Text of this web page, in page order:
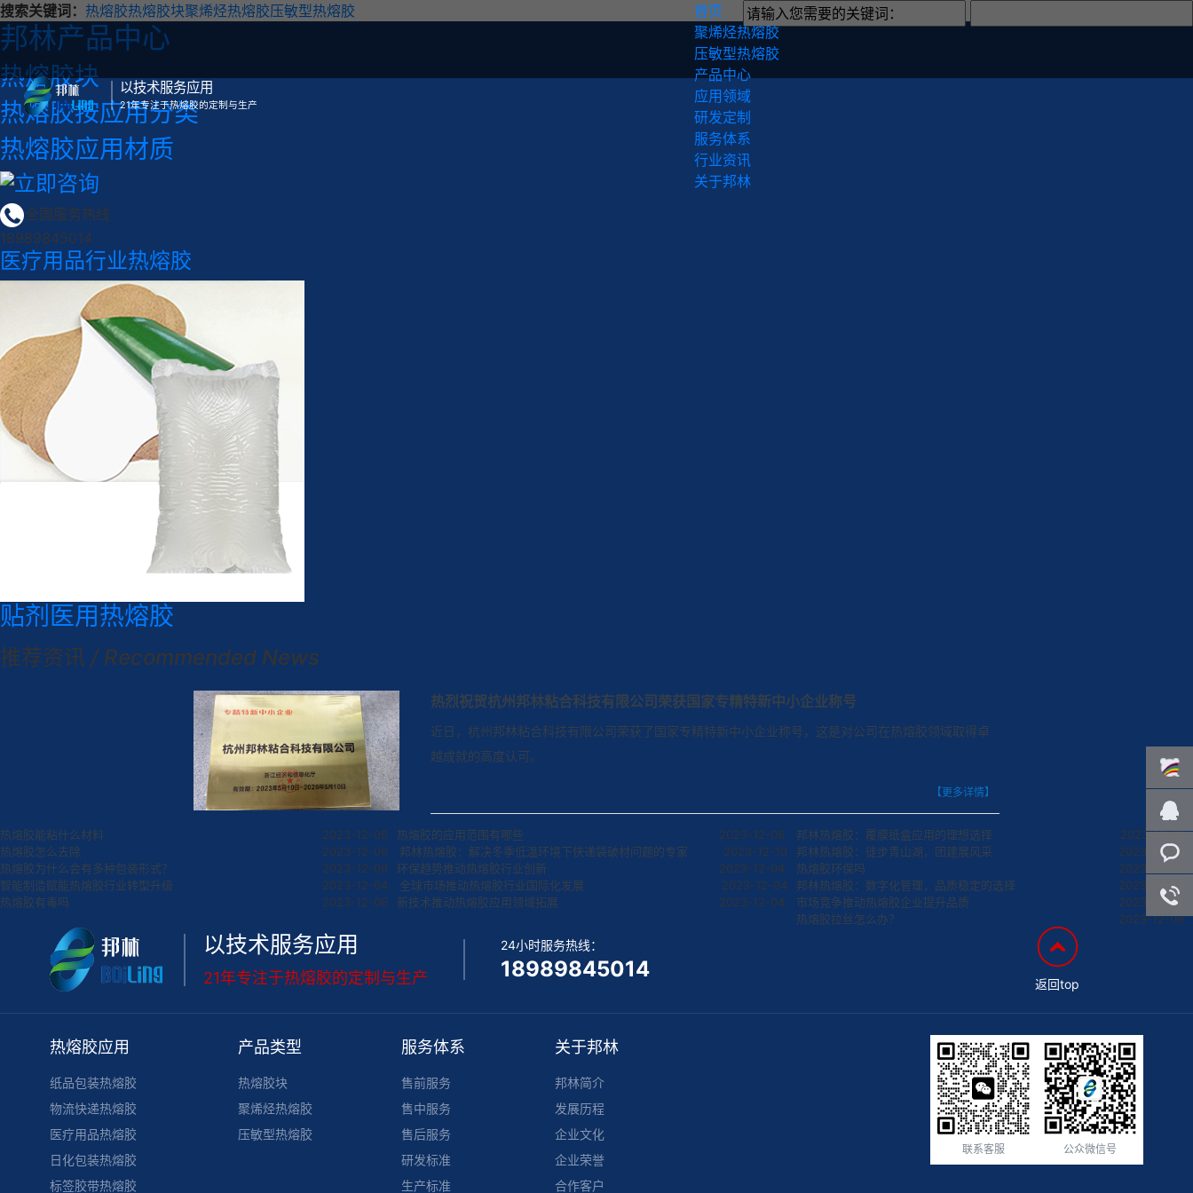
以技术服务应用
21年专注于热熔胶的定制与生产
首页
聚烯烃热熔胶
压敏型热熔胶
产品中心
应用领域
研发定制
服务体系
行业资讯
关于邦林
搜索关键词： 热熔胶热熔胶块聚烯烃热熔胶压敏型热熔胶
邦林产品中心
热熔胶块
热熔胶按应用分类
热熔胶应用材质
全国服务热线
18989845014
医疗用品行业热熔胶
贴剂医用热熔胶
推荐资讯 / Recommended News
热烈祝贺杭州邦林粘合科技有限公司荣获国家专精特新中小企业称号
近日，杭州邦林粘合科技有限公司荣获了国家专精特新中小企业称号，这是对公司在热熔胶领域取得卓
越成就的高度认可。
【更多详情】
2023-12-06
热熔胶能粘什么材料 2023-12-10
邦林热熔胶：覆膜纸盒应用的理想选择
2023-12-06
热熔胶的应用范围有哪些
2023-12-06
邦林热熔胶：徒步青山湖，团建展风采
2023-12-06
热熔胶怎么去除 2023-12-10
邦林热熔胶：解决冬季低温环境下快递袋破材问题的专家
2023-12-06
热熔胶为什么会有多种包装形式？ 2023-12-06
热熔胶环保吗
2023-12-04
环保趋势推动热熔胶行业创新
2023-12-06
邦林热熔胶：数字化管理，品质稳定的选择
2023-12-04
智能制造赋能热熔胶行业转型升级 2023-12-04
全球市场推动热熔胶行业国际化发展
2023-12-06
热熔胶有毒吗 2023-12-04
市场竞争推动热熔胶企业提升品质
2023-12-04
新技术推动热熔胶应用领域拓展
2023-12-06
热熔胶拉丝怎么办？
以技术服务应用
21年专注于热熔胶的定制与生产
24小时服务热线：
18989845014
返回top
热熔胶应用
纸品包装热熔胶
物流快递热熔胶
医疗用品热熔胶
日化包装热熔胶
标签胶带热熔胶
产品类型
热熔胶块
聚烯烃热熔胶
压敏型热熔胶
服务体系
售前服务
售中服务
售后服务
研发标准
生产标准
关于邦林
邦林简介
发展历程
企业文化
企业荣誉
合作客户
联系客服 公众微信号
百度客
在线咨
客服咨